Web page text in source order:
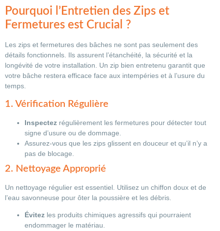
Pourquoi l’Entretien des Zips et
Fermetures est Crucial ?
Les zips et fermetures des bâches ne sont pas seulement des
détails fonctionnels. Ils assurent l’étanchéité, la sécurité et la
longévité de votre installation. Un zip bien entretenu garantit que
votre bâche restera efficace face aux intempéries et à l’usure du
temps.
1. Vérification Régulière
Inspectez régulièrement les fermetures pour détecter tout
signe d’usure ou de dommage.
Assurez-vous que les zips glissent en douceur et qu’il n’y a
pas de blocage.
2. Nettoyage Approprié
Un nettoyage régulier est essentiel. Utilisez un chiffon doux et de
l’eau savonneuse pour ôter la poussière et les débris.
Évitez les produits chimiques agressifs qui pourraient
endommager le matériau.